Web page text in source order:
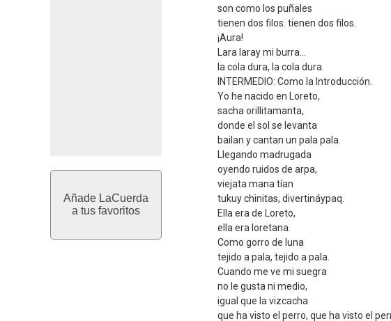
Añade LaCuerda
a tus favoritos
son como los puñales
tienen dos filos. tienen dos filos.
¡Aura!
Lara laray mi burra...
la cola dura, la cola dura.
INTERMEDIO: Como la Introducción.
Yo he nacido en Loreto,
sacha orillitamanta,
donde el sol se levanta
bailan y cantan un pala pala.
Llegando madrugada
oyendo ruidos de arpa,
viejata mana tían
tukuy chinitas, divertináypaq.
Ella era de Loreto,
ella era loretana.
Como gorro de luna
tejido a pala, tejido a pala.
Cuando me ve mi suegra
no le gusta ni medio,
igual que la vizcacha
que ha visto el perro, que ha visto el